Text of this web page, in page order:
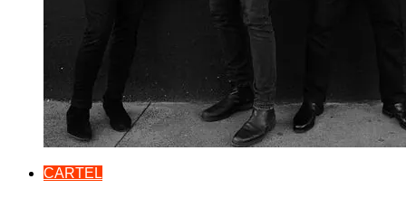
CARTEL